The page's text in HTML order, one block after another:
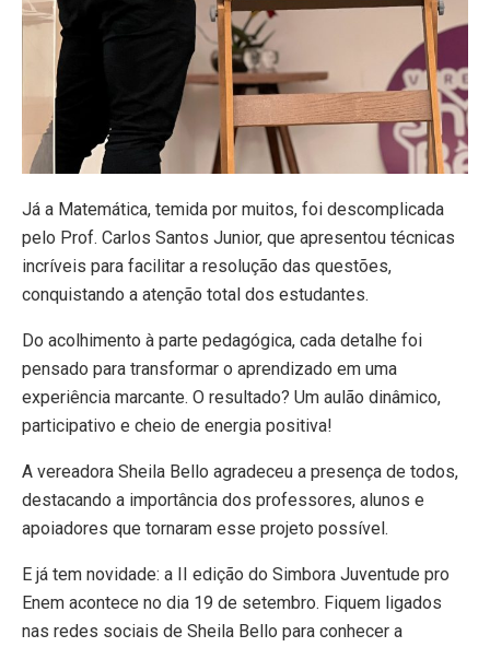
Já a Matemática, temida por muitos, foi descomplicada
pelo Prof. Carlos Santos Junior, que apresentou técnicas
incríveis para facilitar a resolução das questões,
conquistando a atenção total dos estudantes.
Do acolhimento à parte pedagógica, cada detalhe foi
pensado para transformar o aprendizado em uma
experiência marcante. O resultado? Um aulão dinâmico,
participativo e cheio de energia positiva!
A vereadora Sheila Bello agradeceu a presença de todos,
destacando a importância dos professores, alunos e
apoiadores que tornaram esse projeto possível.
E já tem novidade: a II edição do Simbora Juventude pro
Enem acontece no dia 19 de setembro. Fiquem ligados
nas redes sociais de Sheila Bello para conhecer a